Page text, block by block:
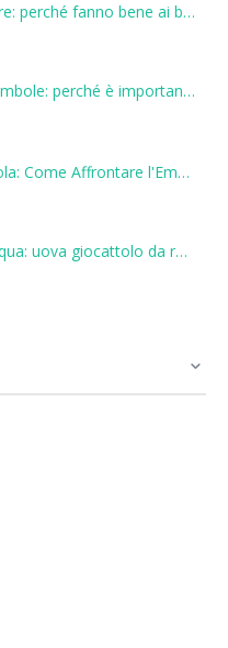
Lego da costruire: perché fanno bene ai bambini
Giochi con le bambole: perché è importante
Il Ritorno a Scuola: Come Affrontare l'Emozione del Primo Giorno
Sorprese di Pasqua: uova giocattolo da regalare ai bambini